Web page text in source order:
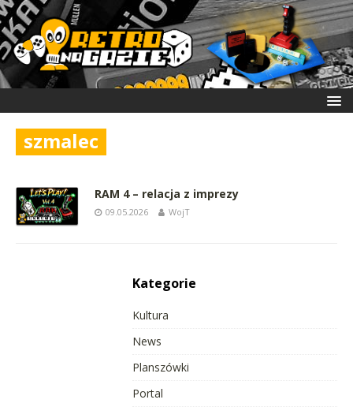
szmalec
RAM 4 – relacja z imprezy
09.05.2026 WojT
Kategorie
Kultura
News
Planszówki
Portal